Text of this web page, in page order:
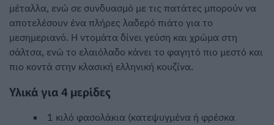
μέταλλα, ενώ σε συνδυασμό με τις πατάτες μπορούν να
αποτελέσουν ένα πλήρες λαδερό πιάτο για το
μεσημεριανό. Η ντομάτα δίνει γεύση και χρώμα στη
σάλτσα, ενώ το ελαιόλαδο κάνει το φαγητό πιο μεστό και
πιο κοντά στην κλασική ελληνική κουζίνα.
Υλικά για 4 μερίδες
1 κιλό φασολάκια (κατεψυγμένα ή φρέσκα